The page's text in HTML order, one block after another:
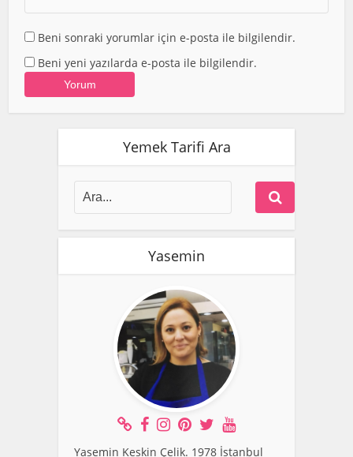
Beni sonraki yorumlar için e-posta ile bilgilendir.
Beni yeni yazılarda e-posta ile bilgilendir.
Yemek Tarifi Ara
Yasemin
Yasemin Keskin Çelik. 1978 İstanbul